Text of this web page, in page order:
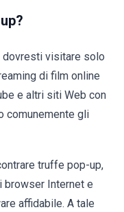
dovresti visitare solo
di film online
e altri siti Web con
comunemente gli
truffe pop-up,
browser Internet e
affidabile. A tale